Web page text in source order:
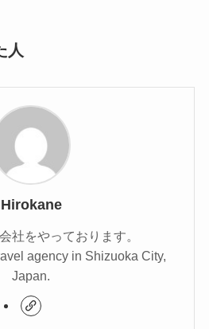
人
Hirokane
社をやっております。
agency in Shizuoka City,
Japan.